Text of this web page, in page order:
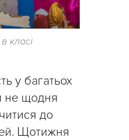
класі
у багатьох
не щодня
до
Щотижня